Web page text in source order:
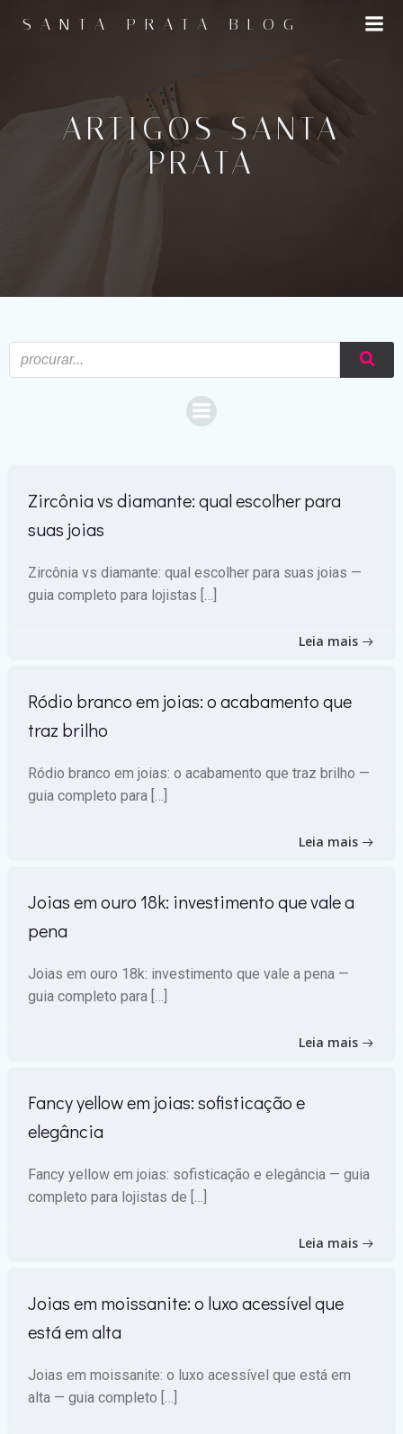
para
SANTA PRATA BLOG
ARTIGOS SANTA
PRATA
Zircônia vs diamante: qual escolher para
suas joias
Zircônia vs diamante: qual escolher para suas joias —
guia completo para lojistas […]
Leia mais
Ródio branco em joias: o acabamento que
traz brilho
Ródio branco em joias: o acabamento que traz brilho —
guia completo para […]
Leia mais
Joias em ouro 18k: investimento que vale a
pena
Joias em ouro 18k: investimento que vale a pena —
guia completo para […]
Leia mais
Fancy yellow em joias: sofisticação e
elegância
Fancy yellow em joias: sofisticação e elegância — guia
completo para lojistas de […]
Leia mais
Joias em moissanite: o luxo acessível que
está em alta
Joias em moissanite: o luxo acessível que está em
alta — guia completo […]